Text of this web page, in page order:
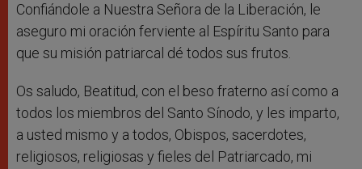
Confiándole a Nuestra Señora de la Liberación, le
aseguro mi oración ferviente al Espíritu Santo para
que su misión patriarcal dé todos sus frutos.
Os saludo, Beatitud, con el beso fraterno así como a
todos los miembros del Santo Sínodo, y les imparto,
a usted mismo y a todos, Obispos, sacerdotes,
religiosos, religiosas y fieles del Patriarcado, mi